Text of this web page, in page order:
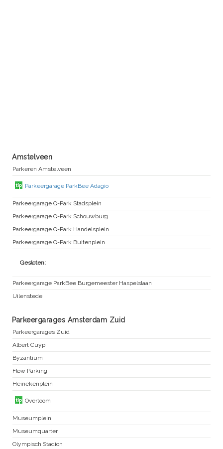
Amstelveen
Parkeren Amstelveen
Parkeergarage ParkBee Adagio
Parkeergarage Q-Park Stadsplein
Parkeergarage Q-Park Schouwburg
Parkeergarage Q-Park Handelsplein
Parkeergarage Q-Park Buitenplein
Gesloten:
Parkeergarage ParkBee Burgemeester Haspelslaan
Uilenstede
Parkeergarages Amsterdam Zuid
Parkeergarages Zuid
Albert Cuyp
Byzantium
Flow Parking
Heinekenplein
Overtoom
Museumplein
Museumquarter
Olympisch Stadion